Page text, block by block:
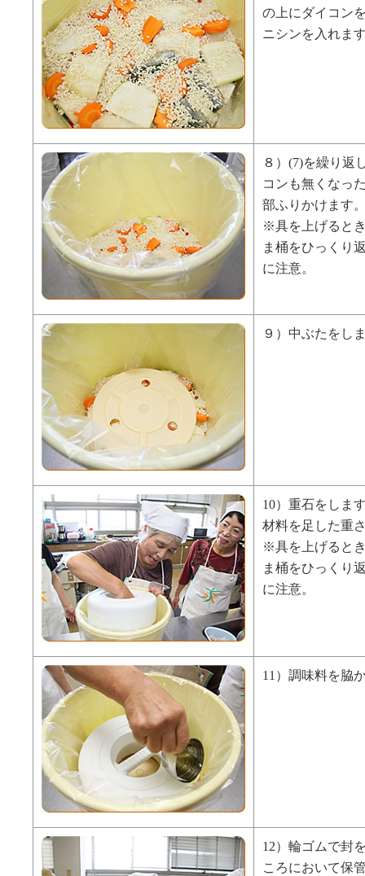
の上にダイコン
ニシンを入れま
８）(7)を繰り返
コンも無くなっ
部ふりかけます
※具を上げると
ま桶をひっくり
に注意。
９）中ぶたをし
10）重石をしま
材料を足した重
※具を上げると
ま桶をひっくり
に注意。
11）調味料を脇
12）輪ゴムで封
ころにおいて保